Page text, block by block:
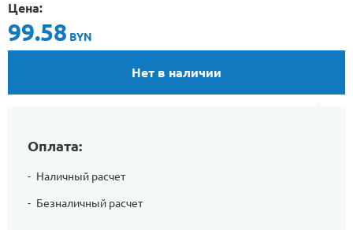
Цена:
99.58 BYN
Нет в наличии
Оплата:
Наличный расчет
Безналичный расчет